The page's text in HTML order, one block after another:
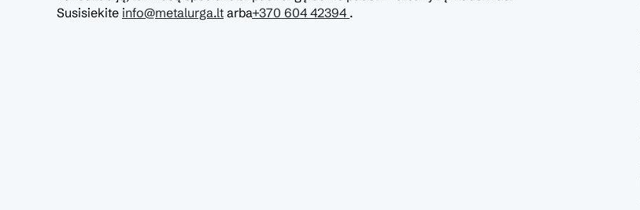
Susisiekite info@metalurga.lt arba+370 604 42394 .